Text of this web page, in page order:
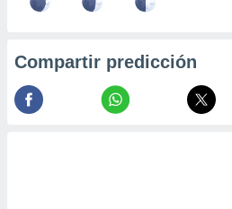
Compartir predicción